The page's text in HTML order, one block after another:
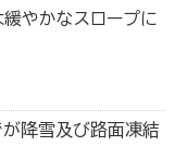
やかなスロープに
が降雪及び路面凍結